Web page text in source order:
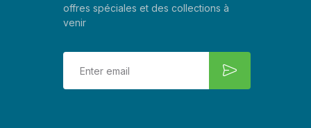
offres spéciales et des collections à
venir